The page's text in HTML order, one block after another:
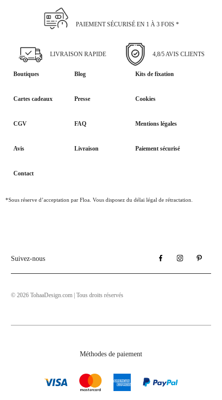
PAIEMENT SÉCURISÉ EN 1 À 3 FOIS *
LIVRAISON RAPIDE 4,8/5 AVIS CLIENTS
Boutiques Blog Kits de fixation
Cartes cadeaux Presse Cookies
CGV FAQ Mentions légales
Avis Livraison Paiement sécurisé
Contact
*Sous réserve d’acceptation par Floa. Vous disposez du délai légal de rétractation.
Suivez-nous
© 2026 TohaaDesign.com | Tous droits réservés
Méthodes de paiement